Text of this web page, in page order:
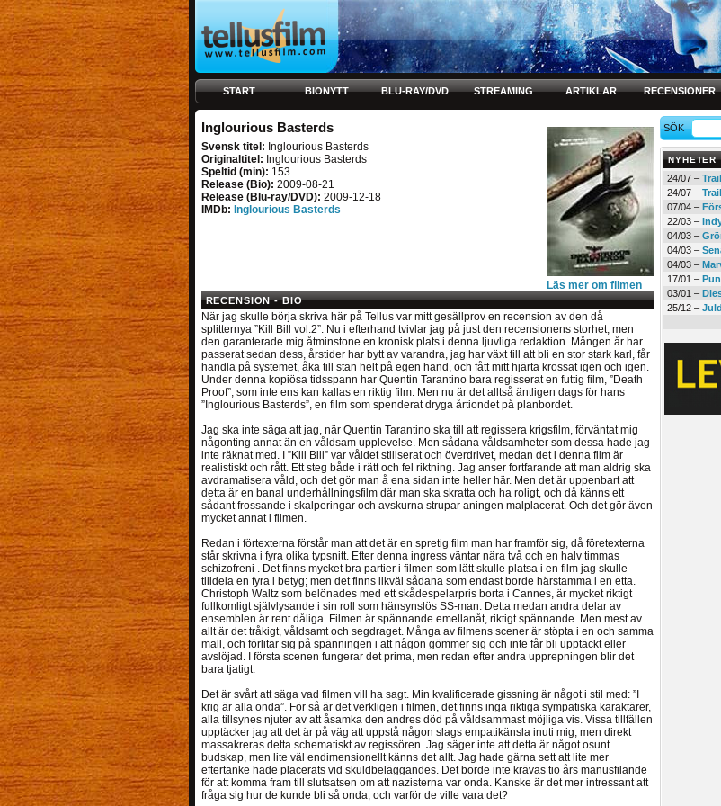
START BIONYTT BLU-RAY/DVD STREAMING ARTIKLAR RECENSIONER
Inglourious Basterds
Läs mer om filmen
Svensk titel: Inglourious Basterds
Originaltitel: Inglourious Basterds
Speltid (min): 153
Release (Bio): 2009-08-21
Release (Blu-ray/DVD): 2009-12-18
IMDb: Inglourious Basterds
RECENSION - BIO
När jag skulle börja skriva här på Tellus var mitt gesällprov en recension av den då
splitternya ”Kill Bill vol.2”. Nu i efterhand tvivlar jag på just den recensionens storhet, men
den garanterade mig åtminstone en kronisk plats i denna ljuvliga redaktion. Mången år har
passerat sedan dess, årstider har bytt av varandra, jag har växt till att bli en stor stark karl, får
handla på systemet, åka till stan helt på egen hand, och fått mitt hjärta krossat igen och igen.
Under denna kopiösa tidsspann har Quentin Tarantino bara regisserat en futtig film, ”Death
Proof”, som inte ens kan kallas en riktig film. Men nu är det alltså äntligen dags för hans
”Inglourious Basterds”, en film som spenderat dryga årtiondet på planbordet.
Jag ska inte säga att jag, när Quentin Tarantino ska till att regissera krigsfilm, förväntat mig
någonting annat än en våldsam upplevelse. Men sådana våldsamheter som dessa hade jag
inte räknat med. I ”Kill Bill” var våldet stiliserat och överdrivet, medan det i denna film är
realistiskt och rått. Ett steg både i rätt och fel riktning. Jag anser fortfarande att man aldrig ska
avdramatisera våld, och det gör man å ena sidan inte heller här. Men det är uppenbart att
detta är en banal underhållningsfilm där man ska skratta och ha roligt, och då känns ett
sådant frossande i skalperingar och avskurna strupar aningen malplacerat. Och det gör även
mycket annat i filmen.
Redan i förtexterna förstår man att det är en spretig film man har framför sig, då företexterna
står skrivna i fyra olika typsnitt. Efter denna ingress väntar nära två och en halv timmas
schizofreni . Det finns mycket bra partier i filmen som lätt skulle platsa i en film jag skulle
tilldela en fyra i betyg; men det finns likväl sådana som endast borde härstamma i en etta.
Christoph Waltz som belönades med ett skådespelarpris borta i Cannes, är mycket riktigt
fullkomligt självlysande i sin roll som hänsynslös SS-man. Detta medan andra delar av
ensemblen är rent dåliga. Filmen är spännande emellanåt, riktigt spännande. Men mest av
allt är det tråkigt, våldsamt och segdraget. Många av filmens scener är stöpta i en och samma
mall, och förlitar sig på spänningen i att någon gömmer sig och inte får bli upptäckt eller
avslöjad. I första scenen fungerar det prima, men redan efter andra upprepningen blir det
bara tjatigt.
Det är svårt att säga vad filmen vill ha sagt. Min kvalificerade gissning är något i stil med: ”I
krig är alla onda”. För så är det verkligen i filmen, det finns inga riktiga sympatiska karaktärer,
alla tillsynes njuter av att åsamka den andres död på våldsammast möjliga vis. Vissa tillfällen
upptäcker jag att det är på väg att uppstå någon slags empatikänsla inuti mig, men direkt
massakreras detta schematiskt av regissören. Jag säger inte att detta är något osunt
budskap, men lite väl endimensionellt känns det allt. Jag hade gärna sett att lite mer
eftertanke hade placerats vid skuldbeläggandes. Det borde inte krävas tio års manusfilande
för att komma fram till slutsatsen om att nazisterna var onda. Kanske är det mer intressant att
fråga sig hur de kunde bli så onda, och varför de ville vara det?
SÖK
NYHETER
24/07 –
24/07 –
07/04 –
22/03 –
04/03 –
04/03 –
04/03 –
17/01 –
03/01 –
25/12 –